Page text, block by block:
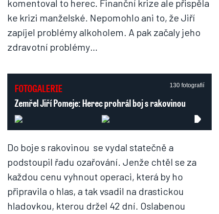
komentoval to herec. Finanční krize ale přispěla
ke krizi manželské. Nepomohlo ani to, že Jiří
zapíjel problémy alkoholem. A pak začaly jeho
zdravotní problémy…
FOTOGALERIE 130 fotografií
Zemřel Jiří Pomeje: Herec prohrál boj s rakovinou
Do boje s rakovinou se vydal statečně a
podstoupil řadu ozařování. Jenže chtěl se za
každou cenu vyhnout operaci, která by ho
připravila o hlas, a tak vsadil na drastickou
hladovkou, kterou držel 42 dní. Oslabenou